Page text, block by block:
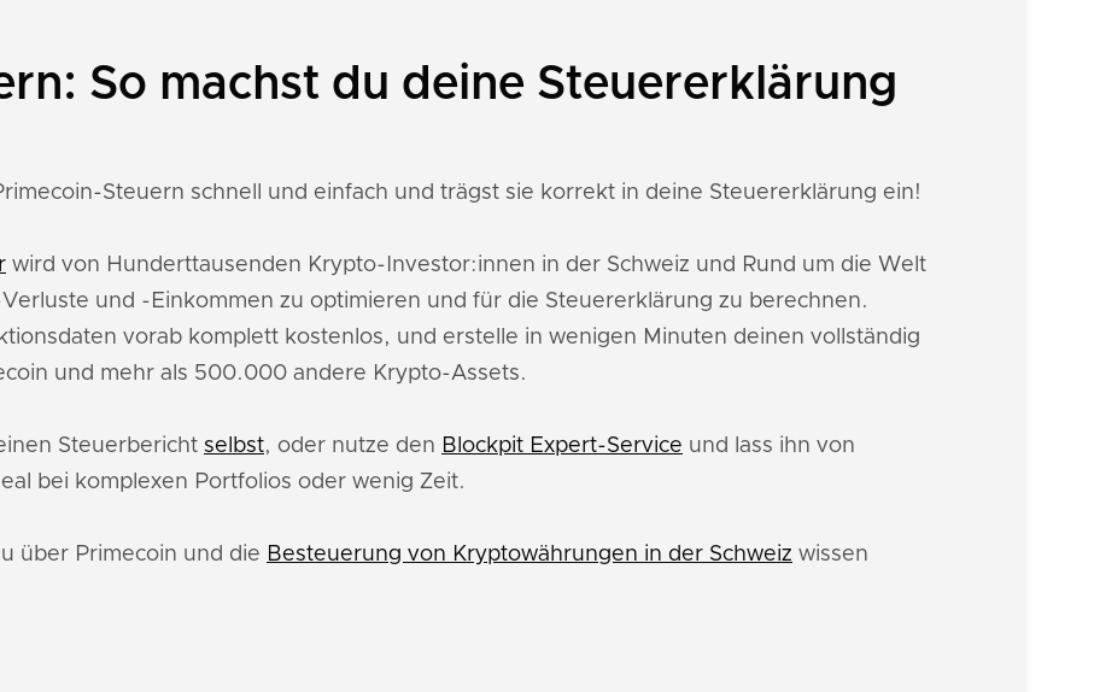
So machst du deine Steuererklärung
Steuern schnell und einfach und trägst sie korrekt in deine Steuererklärung ein!
wird von Hunderttausenden Krypto-Investor:innen in der Schweiz und Rund um die Welt
und -Einkommen zu optimieren und für die Steuererklärung zu berechnen.
vorab komplett kostenlos, und erstelle in wenigen Minuten deinen vollständig
und mehr als 500.000 andere Krypto-Assets.
Steuerbericht selbst, oder nutze den Blockpit Expert-Service und lass ihn von
bei komplexen Portfolios oder wenig Zeit.
über Primecoin und die Besteuerung von Kryptowährungen in der Schweiz wissen